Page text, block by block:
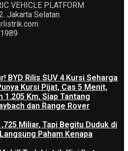
VEHICLE PLATFORM
Jakarta Selatan.
BYD Rilis SUV 4 Kursi Seharga
Kursi Pijat, Cas 5 Menit,
1.205 Km, Siap Tantang
dan Range Rover
Miliar, Tapi Begitu Duduk di
Paham Kenapa